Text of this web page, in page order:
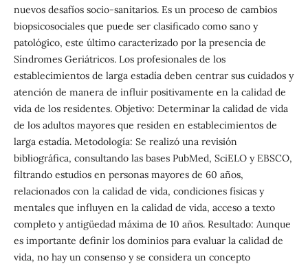
nuevos desafíos socio-sanitarios. Es un proceso de cambios
biopsicosociales que puede ser clasificado como sano y
patológico, este último caracterizado por la presencia de
Síndromes Geriátricos. Los profesionales de los
establecimientos de larga estadía deben centrar sus cuidados y
atención de manera de influir positivamente en la calidad de
vida de los residentes. Objetivo: Determinar la calidad de vida
de los adultos mayores que residen en establecimientos de
larga estadía. Metodología: Se realizó una revisión
bibliográfica, consultando las bases PubMed, SciELO y EBSCO,
filtrando estudios en personas mayores de 60 años,
relacionados con la calidad de vida, condiciones físicas y
mentales que influyen en la calidad de vida, acceso a texto
completo y antigüedad máxima de 10 años. Resultado: Aunque
es importante definir los dominios para evaluar la calidad de
vida, no hay un consenso y se considera un concepto